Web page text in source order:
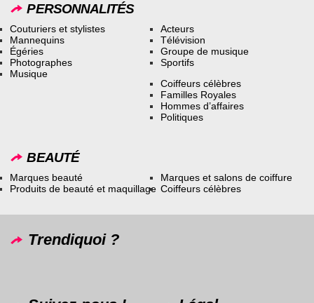
PERSONNALITÉS
Couturiers et stylistes
Mannequins
Égéries
Photographes
Musique
Acteurs
Télévision
Groupe de musique
Sportifs
Coiffeurs célèbres
Familles Royales
Hommes d’affaires
Politiques
BEAUTÉ
Marques beauté
Produits de beauté et maquillage
Marques et salons de coiffure
Coiffeurs célèbres
Trendiquoi ?